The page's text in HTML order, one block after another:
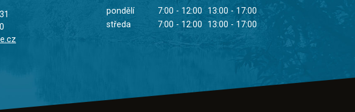
pondělí 7:00 - 12:00
13:00 - 17:00
středa
7:00 - 12:00 13:00 - 17:00